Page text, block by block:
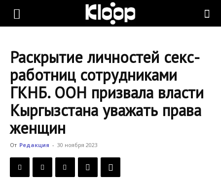
KLOOP.KG
Новости
Кыргызстана
Раскрытие личностей секс-
работниц сотрудниками
ГКНБ. ООН призвала власти
Кыргызстана уважать права
женщин
От Редакция - 30 ноября 2023